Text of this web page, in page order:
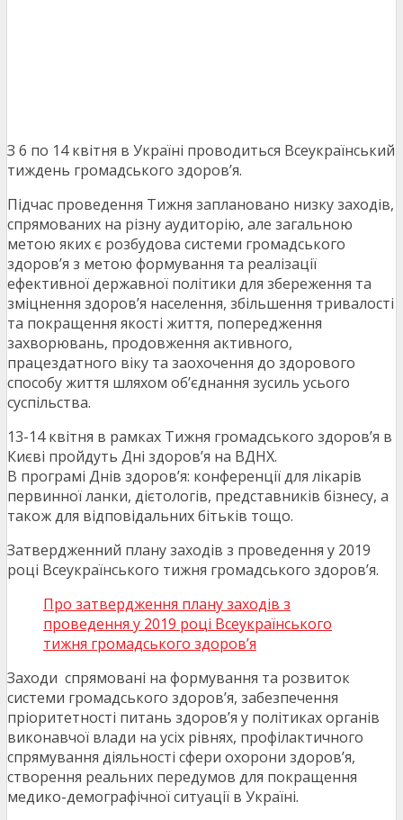
З 6 по 14 квітня в Україні проводиться Всеукраїнський
тиждень громадського здоров’я.
Підчас проведення Тижня заплановано низку заходів,
спрямованих на різну аудиторію, але загальною
метою яких є розбудова системи громадського
здоров’я з метою формування та реалізації
ефективної державної політики для збереження та
зміцнення здоров’я населення, збільшення тривалості
та покращення якості життя, попередження
захворювань, продовження активного,
працездатного віку та заохочення до здорового
способу життя шляхом об’єднання зусиль усього
суспільства.
13-14 квітня в рамках Тижня громадського здоров’я в
Києві пройдуть Дні здоров’я на ВДНХ.
В програмі Днів здоров’я: конференції для лікарів
первинної ланки, дієтологів, представників бізнесу, а
також для відповідальних бітьків тощо.
Затвердженний плану заходів з проведення у 2019
році Всеукраїнського тижня громадського здоров’я.
Про затвердження плану заходів з
проведення у 2019 році Всеукраїнського
тижня громадського здоров’я
Заходи спрямовані на формування та розвиток
системи громадського здоров’я, забезпечення
пріоритетності питань здоров’я у політиках органів
виконавчої влади на усіх рівнях, профілактичного
спрямування діяльності сфери охорони здоров’я,
створення реальних передумов для покращення
медико-демографічної ситуації в Україні.